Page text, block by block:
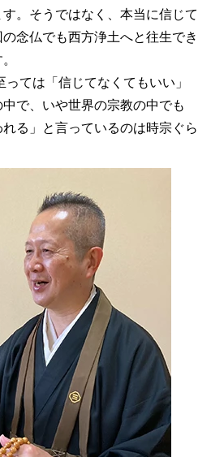
。そうではなく、本当に信じて
念仏でも西方浄土へと往生でき
ては「信じてなくてもいい」
で、いや世界の宗教の中でも
れる」と言っているのは時宗ぐら